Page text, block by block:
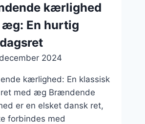
og
mættende
kærlighed
æg: En hurtig
2024
kærlighed: En klassisk
med æg Brændende
er en elsket dansk ret,
forbindes med